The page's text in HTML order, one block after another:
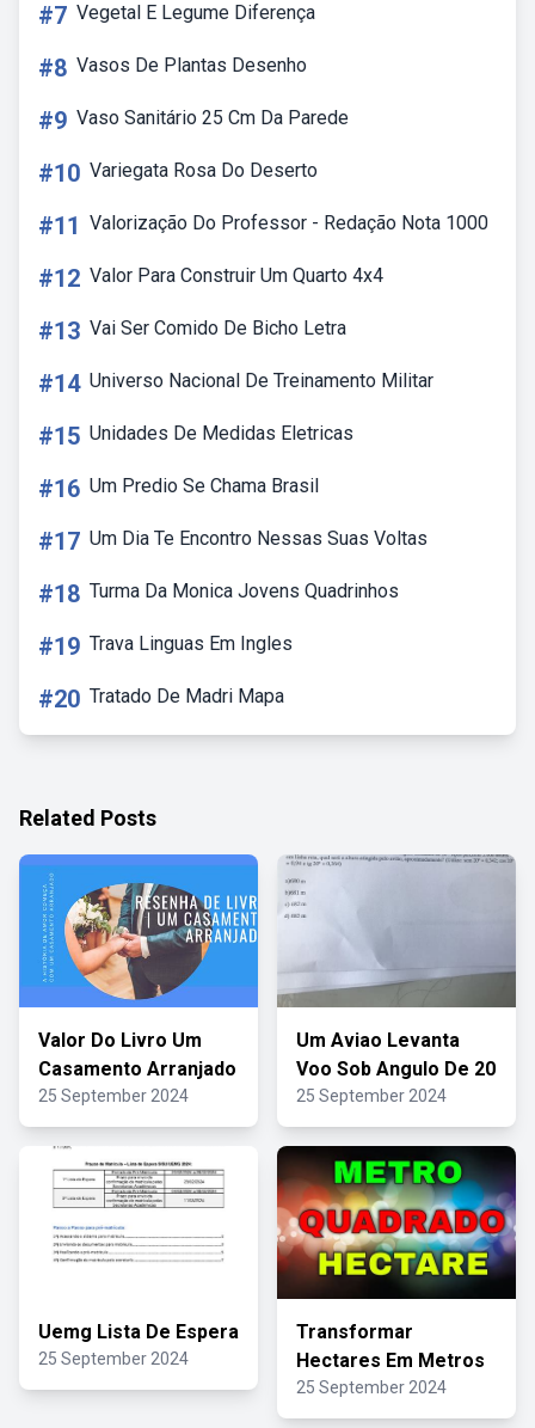
#7 Vegetal E Legume Diferença
#8 Vasos De Plantas Desenho
#9 Vaso Sanitário 25 Cm Da Parede
#10 Variegata Rosa Do Deserto
#11 Valorização Do Professor - Redação Nota 1000
#12 Valor Para Construir Um Quarto 4x4
#13 Vai Ser Comido De Bicho Letra
#14 Universo Nacional De Treinamento Militar
#15 Unidades De Medidas Eletricas
#16 Um Predio Se Chama Brasil
#17 Um Dia Te Encontro Nessas Suas Voltas
#18 Turma Da Monica Jovens Quadrinhos
#19 Trava Linguas Em Ingles
#20 Tratado De Madri Mapa
Related Posts
Valor Do Livro Um
Casamento Arranjado
25 September 2024
Um Aviao Levanta
Voo Sob Angulo De 20
25 September 2024
Uemg Lista De Espera
25 September 2024
Transformar
Hectares Em Metros
25 September 2024